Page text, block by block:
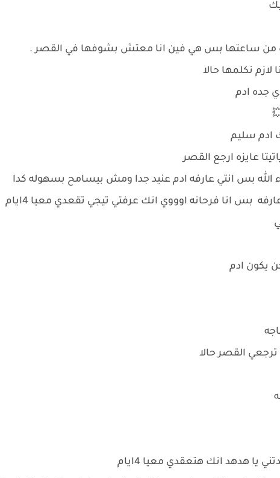
ده من ساعتها بس هي فين انا معتش بشوفها في القصر .
لازم نكلمها حالا
جده ادم
ادم سليم
عايزه ارجع القصر
بس انتي عارفه ادم عنيد جدا ومش بيسامح بسهوله كدا
بس انا فرحانه اوووي انك عرفتي تيجي تقعدي معيا 4ايام
يكون ادم
القصر حالا
هدهد انك هتعقدي معيا 4ايام